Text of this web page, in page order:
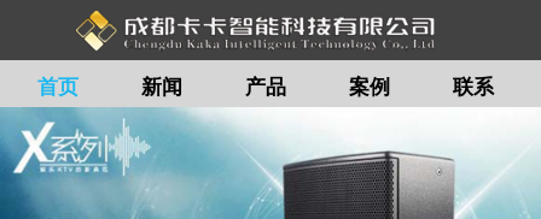
首页 新闻 产品 案例 联系
留言